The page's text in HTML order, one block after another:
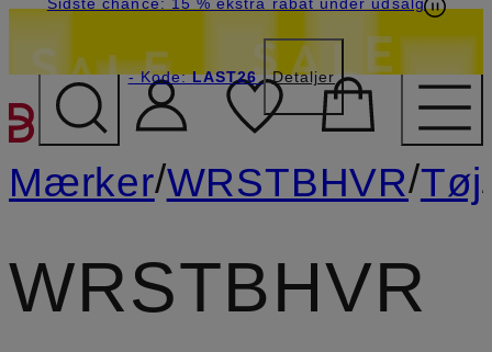
GÅ TIL
- Kode:LAST26 Detaljer
Mærker/WRSTBHVR/Tøj
WRSTBHVR